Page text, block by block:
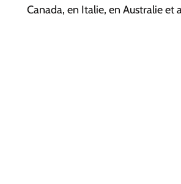
Canada, en Italie, en Australie et